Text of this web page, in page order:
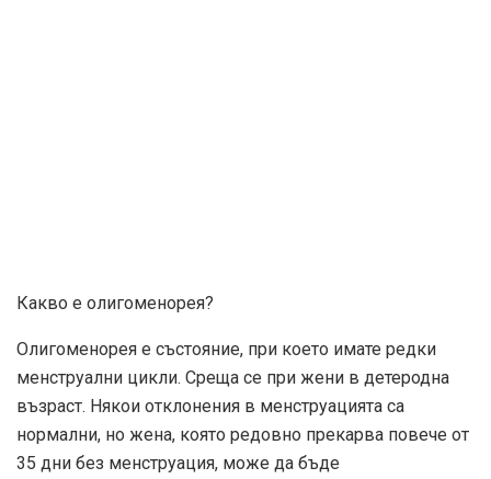
Какво е олигоменорея?
Олигоменорея е състояние, при което имате редки
менструални цикли. Среща се при жени в детеродна
възраст. Някои отклонения в менструацията са
нормални, но жена, която редовно прекарва повече от
35 дни без менструация, може да бъде